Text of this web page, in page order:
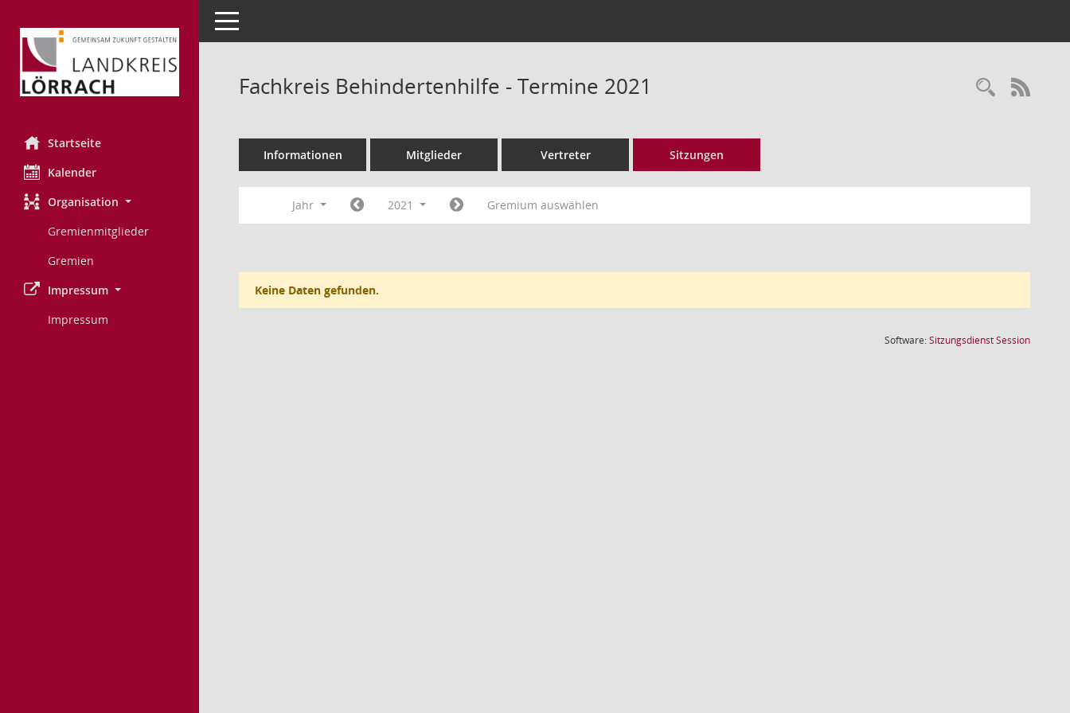
Startseite
Kalender
Organisation
Gremienmitglieder
Gremien
Impressum
Impressum
Toggle navigation
Fachkreis Behindertenhilfe - Termine 2021
Informationen Mitglieder Vertreter Sitzungen
Jahr 2021 Gremium auswählen
Keine Daten gefunden.
Software:SitzungsdienstSession(Wird in